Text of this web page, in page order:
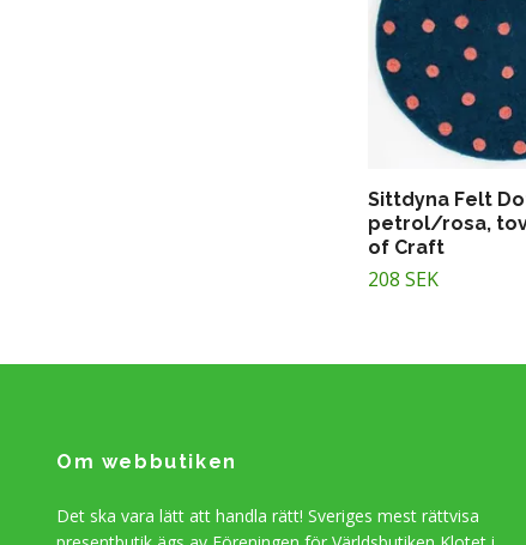
Sittdyna Felt
petrol/rosa,
of Craft
208 SEK
Om webbutiken
Det ska vara lätt att handla rätt! Sveriges mest rättvisa